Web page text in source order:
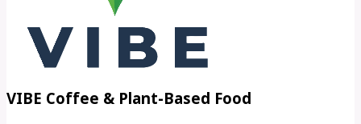
VIBE Coffee & Plant-Based Food